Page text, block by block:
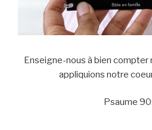
Enseigne-nous à bien compter
appliquions notre
Psaume